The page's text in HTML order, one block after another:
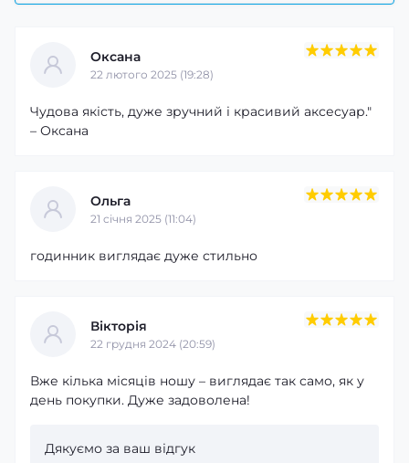
Оксана
22 лютого 2025 (19:28)
Чудова якість, дуже зручний і красивий аксесуар."
– Оксана
Ольга
21 cічня 2025 (11:04)
годинник виглядає дуже стильно
Вікторія
22 грудня 2024 (20:59)
Вже кілька місяців ношу – виглядає так само, як у
день покупки. Дуже задоволена!
Дякуємо за ваш відгук